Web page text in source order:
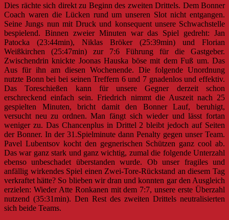
Dies rächte sich direkt zu Beginn des zweiten Drittels. Dem Bonner
Coach waren die Lücken rund um unseren Slot nicht entgangen.
Seine Jungs nun mit Druck und konsequent unsere Schwachstelle
bespielend. Binnen zweier Minuten war das Spiel gedreht: Jan
Patocka (23:44min), Niklas Bröker (25:39min) und Florian
Weißkirchen (25:47min) zur 7:6 Führung für die Gastgeber.
Zwischendrin knickte Joonas Hauska böse mit dem Fuß um. Das
Aus für ihn am diesen Wochenende. Die folgende Unordnung
nutzte Bonn bei bei seinen Treffern 6 und 7 gnadenlos und effektiv.
Das Toreschießen kann für unsere Gegner derzeit schon
erschreckend einfach sein. Friedrich nimmt die Auszeit nach 25
gespielten Minuten, bricht damit den Bonner Lauf, beruhigt,
versucht neu zu ordnen. Man fängt sich wieder und lässt fortan
weniger zu. Das Chancenplus in Drittel 2 bleibt jedoch auf Seiten
der Bonner. In der 31.Spielminute dann Penalty gegen unser Team.
Pavel Lubentsov kocht den gegnerischen Schützen ganz cool ab.
Das war ganz stark und ganz wichtig, zumal die folgende Unterzahl
ebenso unbeschadet überstanden wurde. Ob unser fragiles und
anfällig wirkendes Spiel einen Zwei-Tore-Rückstand an diesem Tag
verkraftet hätte? So blieben wir dran und konnten gar den Ausgleich
erzielen: Wieder Atte Ronkanen mit dem 7:7, unsere erste Überzahl
nutzend (35:31min). Den Rest des zweiten Drittels neutralisierten
sich beide Teams.